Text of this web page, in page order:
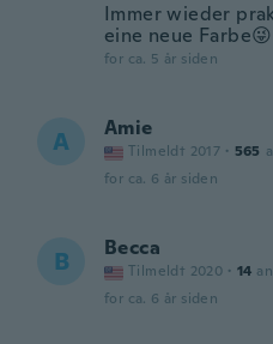
Immer wieder
eine neue Farbe😜
for ca. 5 år siden
A Amie
Tilmeldt 2017 · 565
for ca. 6 år siden
B Becca
Tilmeldt 2020 · 14
for ca. 6 år siden